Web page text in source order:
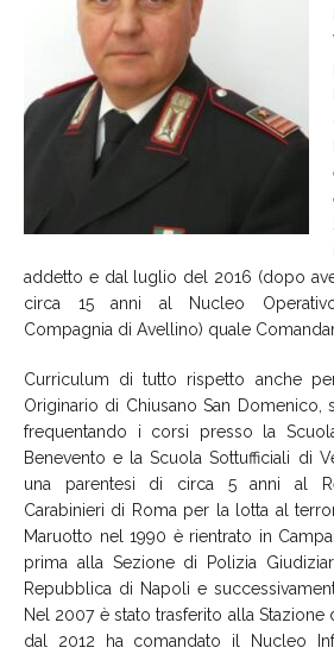
addetto e dal luglio del 2016 (dopo
circa 15 anni al Nucleo
Compagnia di Avellino) quale
Curriculum di tutto rispetto anche
Originario di Chiusano San Domenico,
frequentando i corsi presso la
Benevento e la Scuola Sottufficiali di
una parentesi di circa 5 anni al
Carabinieri di Roma per la lotta al
Maruotto nel 1990 è rientrato in
prima alla Sezione di Polizia
Repubblica di Napoli e
Nel 2007 è stato trasferito alla
dal 2012 ha comandato il Nucleo